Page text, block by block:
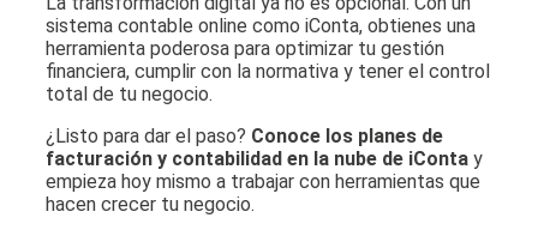
sistema contable online como iConta, obtienes una
herramienta poderosa para optimizar tu gestión
financiera, cumplir con la normativa y tener el control
total de tu negocio.
¿Listo para dar el paso? Conoce los planes de
facturación y contabilidad en la nube de iConta y
empieza hoy mismo a trabajar con herramientas que
hacen crecer tu negocio.